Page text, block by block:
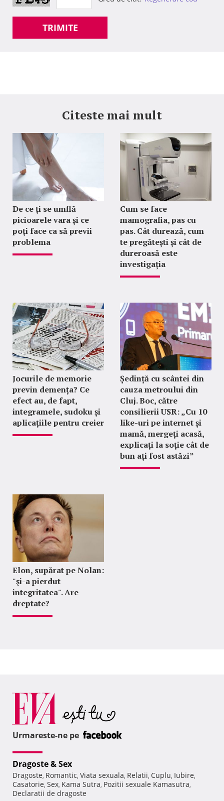
TRIMITE
Citeste mai mult
De ce ți se umflă
picioarele vara și ce
poți face ca să previi
problema
Cum se face
mamografia, pas cu
pas. Cât durează, cum
te pregătești și cât de
dureroasă este
investigația
Jocurile de memorie
previn demența? Ce
efect au, de fapt,
integramele, sudoku și
aplicațiile pentru creier
Ședință cu scântei din
cauza metroului din
Cluj. Boc, către
consilierii USR: „Cu 10
like-uri pe internet și
mamă, mergeți acasă,
explicați la soție cât de
bun ați fost astăzi”
Elon, supărat pe Nolan:
"şi-a pierdut
integritatea". Are
dreptate?
Urmareste-ne pe
Dragoste & Sex
Dragoste, Romantic, Viata sexuala, Relatii, Cuplu, Iubire,
Casatorie, Sex, Kama Sutra, Pozitii sexuale Kamasutra,
Declaratii de dragoste